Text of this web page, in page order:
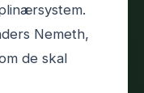
Nemeth,
de skal